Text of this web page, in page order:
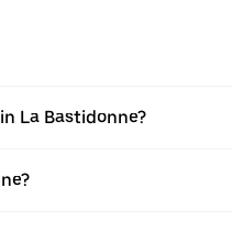
La Bastidonne?